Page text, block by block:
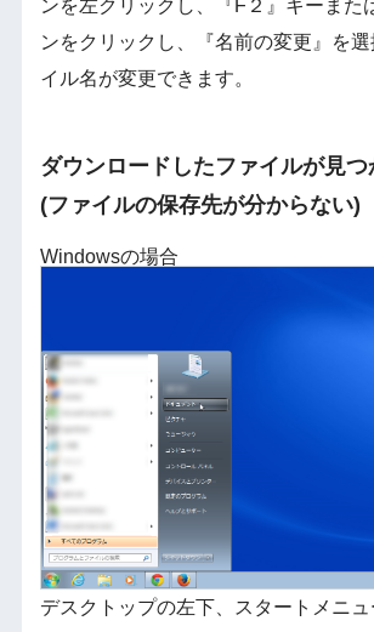
ンを左クリックし、『F２』キーまた
ンをクリックし、『名前の変更』を
イル名が変更できます。
ダウンロードしたファイルが見
(ファイルの保存先が分からない)
Windowsの場合
デスクトップの左下、スタートメニ